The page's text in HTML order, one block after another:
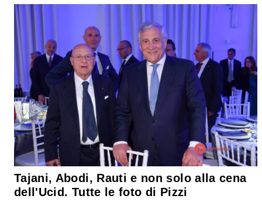
Tajani, Abodi, Rauti e non solo alla cena
dell'Ucid. Tutte le foto di Pizzi